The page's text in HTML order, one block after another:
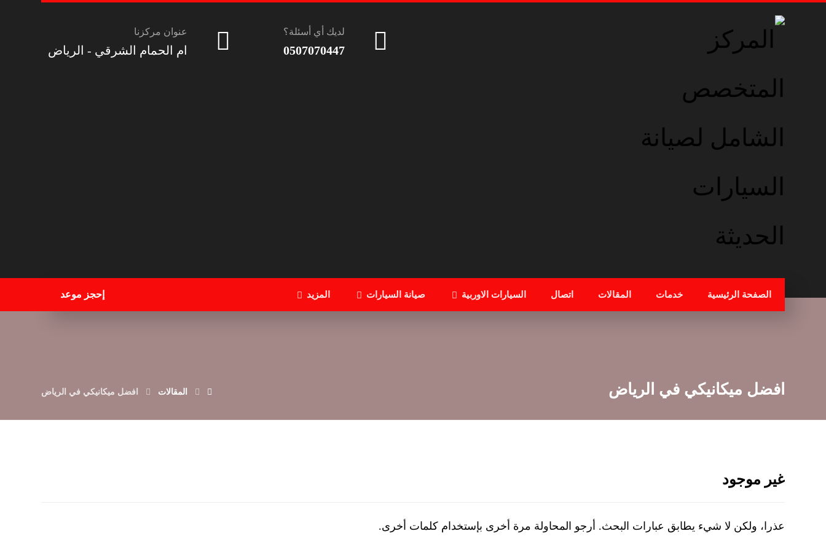
عنوان مركزنا
ام الحمام الشرقي - الرياض
لديك أي أسئلة؟
0507070447
الصفحة الرئيسية خدمات المقالات اتصال السيارات الاوربية صيانة السيارات المزيد إحجز موعد
افضل ميكانيكي في الرياض المقالات افضل ميكانيكي في الرياض
غير موجود
عذرا، ولكن لا شيء يطابق عبارات البحث. أرجو المحاولة مرة أخرى بإستخدام كلمات أخرى.